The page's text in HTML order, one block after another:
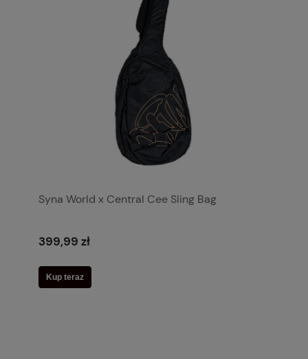
Syna World x Central Cee Sling Bag
399,99 zł
Kup teraz